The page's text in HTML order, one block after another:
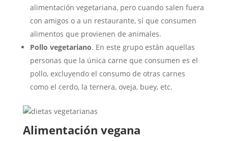
alimentación vegetariana, pero cuando salen fuera
con amigos o a un restaurante, sí que consumen
alimentos que provienen de animales.
Pollo vegetariano. En este grupo están aquellas
personas que la única carne que consumen es el
pollo, excluyendo el consumo de otras carnes
como el cerdo, la ternera, oveja, buey, etc.
Alimentación vegana